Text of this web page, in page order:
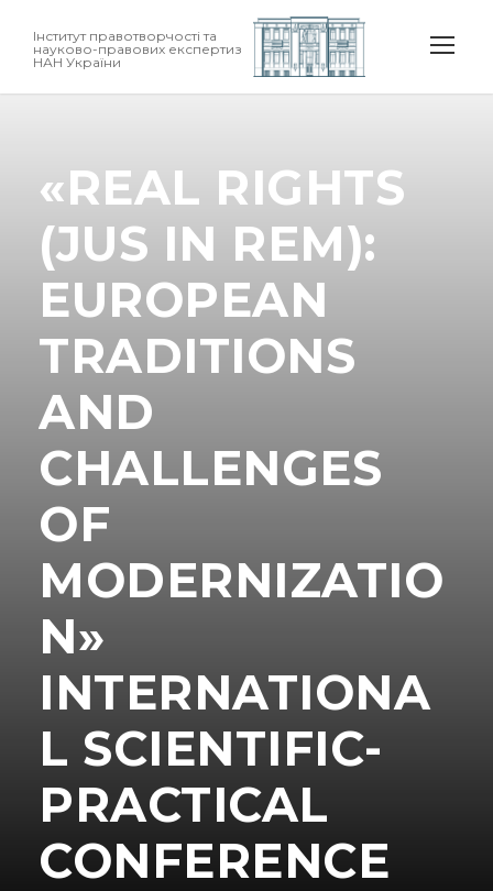
Інститут правотворчості та
науково-правових експертиз
НАН України
«REAL RIGHTS
(JUS IN REM):
EUROPEAN
TRADITIONS
AND
CHALLENGES
OF
MODERNIZATIO
N»
INTERNATIONA
L SCIENTIFIC-
PRACTICAL
CONFERENCE